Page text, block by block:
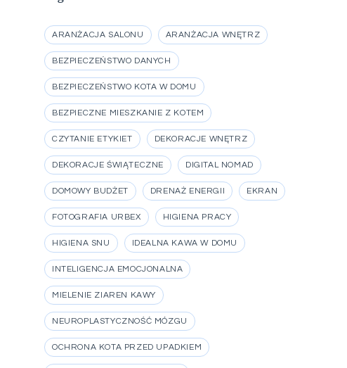
ARANŻACJA SALONU ARANŻACJA WNĘTRZ
BEZPIECZEŃSTWO DANYCH
BEZPIECZEŃSTWO KOTA W DOMU
BEZPIECZNE MIESZKANIE Z KOTEM
CZYTANIE ETYKIET DEKORACJE WNĘTRZ
DEKORACJE ŚWIĄTECZNE DIGITAL NOMAD
DOMOWY BUDŻET DRENAŻ ENERGII EKRAN
FOTOGRAFIA URBEX HIGIENA PRACY
HIGIENA SNU IDEALNA KAWA W DOMU
INTELIGENCJA EMOCJONALNA
MIELENIE ZIAREN KAWY
NEUROPLASTYCZNOŚĆ MÓZGU
OCHRONA KOTA PRZED UPADKIEM